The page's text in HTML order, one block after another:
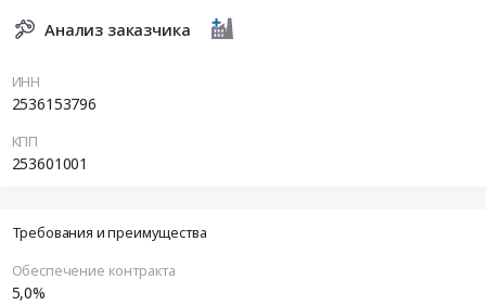
Анализ заказчика
ИНН
2536153796
КПП
253601001
Требования и преимущества
Обеспечение контракта
5,0%